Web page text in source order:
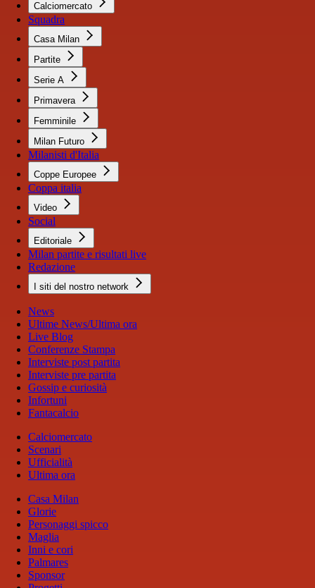
Calciomercato
Squadra
Casa Milan
Partite
Serie A
Primavera
Femminile
Milan Futuro
Milanisti d'Italia
Coppe Europee
Coppa italia
Video
Social
Editoriale
Milan partite e risultati live
Redazione
I siti del nostro network
News
Ultime News/Ultima ora
Live Blog
Conferenze Stampa
Interviste post partita
Interviste pre partita
Gossip e curiosità
Infortuni
Fantacalcio
Calciomercato
Scenari
Ufficialità
Ultima ora
Casa Milan
Glorie
Personaggi spicco
Maglia
Inni e cori
Palmares
Sponsor